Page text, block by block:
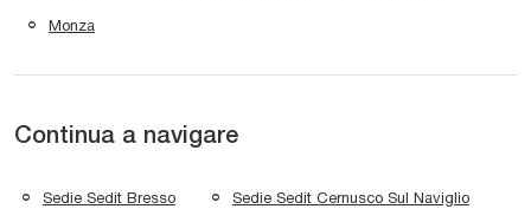
Monza
Continua a navigare
Sedie Sedit Bresso Sedie Sedit Cernusco Sul Naviglio